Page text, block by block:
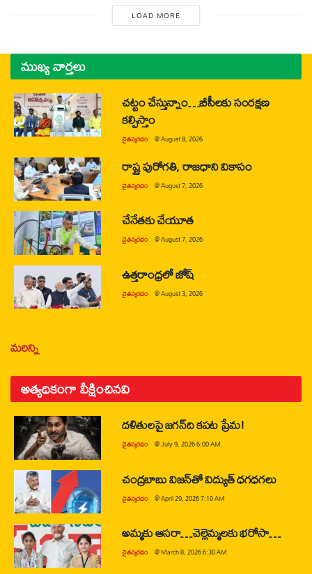
LOAD MORE
ముఖ్య వార్తలు
చట్టం చేస్తున్నాం…బీసీలకు సంరక్షణ
కల్పిస్తాం
చైతన్యరధం @August 8, 2026
రాష్ట్ర పురోగతి, రాజధాని వికాసం
చైతన్యరధం @August 7, 2026
చేనేతకు చేయూత
చైతన్యరధం @August 7, 2026
ఉత్తరాంధ్రలో జోష్
చైతన్యరధం @August 3, 2026
మరిన్ని
అత్యధికంగా వీక్షించినవి
దళితులపై జగన్‌ది కపట ప్రేమ!
చైతన్యరధం @July 9, 2026 6:00 AM
చంద్రబాబు విజన్‌తో విద్యుత్ ధగధగలు
చైతన్యరధం @April 29, 2026 7:10 AM
అమ్మకు ఆసరా…చెల్లెమ్మలకు భరోసా…
చైతన్యరధం @March 8, 2026 6:30 AM